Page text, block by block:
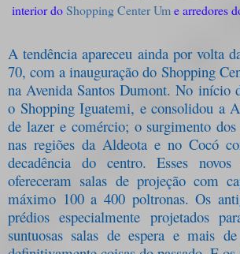
interior doShopping Center Um e arredores
A tendência apareceu ainda por volta
70, com a inauguração do Shopping
na Avenida Santos Dumont. No início
o Shopping Iguatemi, e consolidou a
de lazer e comércio; o surgimento dos
nas regiões da Aldeota e no Cocó
decadência do centro. Esses novos
ofereceram salas de projeção com
máximo 100 a 400 poltronas. Os
prédios especialmente projetados
suntuosas salas de espera e mais